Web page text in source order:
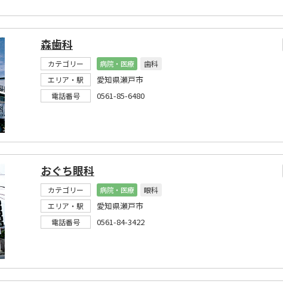
森歯科
カテゴリー 病院・医療
歯科
エリア・駅
愛知県瀬戸市
電話番号 0561-85-6480
おぐち眼科
カテゴリー 病院・医療
眼科
エリア・駅
愛知県瀬戸市
電話番号 0561-84-3422